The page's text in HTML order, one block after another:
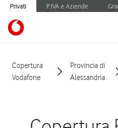
Privati P.IVA e Aziende
Copertura
Vodafone
Provincia di
Alessandria